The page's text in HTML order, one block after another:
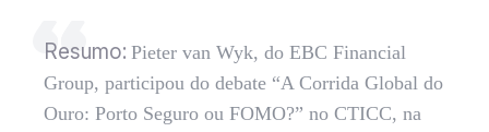
Resumo: Pieter van Wyk, do EBC Financial
Group, participou do debate “A Corrida Global do
Ouro: Porto Seguro ou FOMO?” no CTICC, na